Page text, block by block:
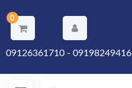
0
09198249416 - 09126361710